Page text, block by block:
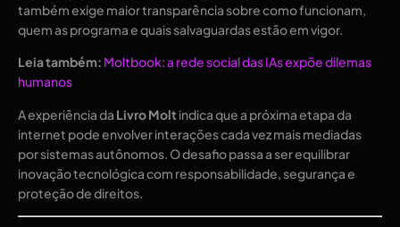
também exige maior transparência sobre como funcionam,
quem as programa e quais salvaguardas estão em vigor.
Leia também: Moltbook: a rede social das IAs expõe dilemas
humanos
A experiência da Livro Moltindica que a próxima etapa da
internet pode envolver interações cada vez mais mediadas
por sistemas autônomos. O desafio passa a ser equilibrar
inovação tecnológica com responsabilidade, segurança e
proteção de direitos.